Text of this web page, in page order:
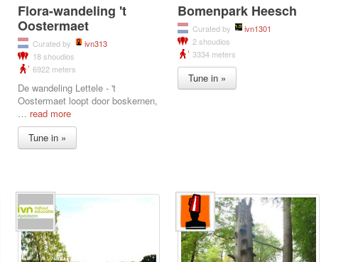
Flora-wandeling 't
Oostermaet
Curated by
ivn313
18 shoudios
6922 meters
De wandeling Lettele - 't
Oostermaet loopt door boskernen,
… read more
Tune in »
Bomenpark Heesch
Curated by
ivn1301
2 shoudios
3334 meters
Tune in »